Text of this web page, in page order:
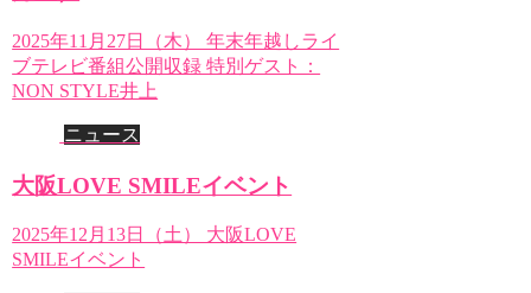
2025年11月27日（木） 年末年越しライ
ブテレビ番組公開収録 特別ゲスト：
NON STYLE井上
ニュース
大阪LOVE SMILEイベント
2025年12月13日（土） 大阪LOVE
SMILEイベント